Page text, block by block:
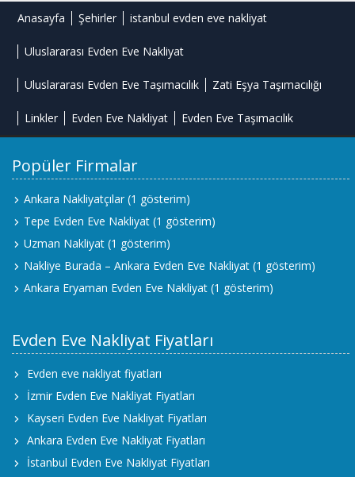
Anasayfa Şehirler istanbul evden eve nakliyat
Uluslararası Evden Eve Nakliyat
Uluslararası Evden Eve Taşımacılık Zati Eşya Taşımacılığı
Linkler Evden Eve Nakliyat Evden Eve Taşımacılık
Popüler Firmalar
Ankara Nakliyatçılar (1 gösterim)
Tepe Evden Eve Nakliyat (1 gösterim)
Uzman Nakliyat (1 gösterim)
Nakliye Burada – Ankara Evden Eve Nakliyat (1 gösterim)
Ankara Eryaman Evden Eve Nakliyat (1 gösterim)
Evden Eve Nakliyat Fiyatları
Evden eve nakliyat fiyatları
İzmir Evden Eve Nakliyat Fiyatları
Kayseri Evden Eve Nakliyat Fiyatları
Ankara Evden Eve Nakliyat Fiyatları
İstanbul Evden Eve Nakliyat Fiyatları